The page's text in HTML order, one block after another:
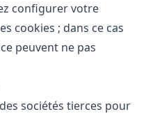
configurer votre
cookies ; dans ce cas
peuvent ne pas
sociétés tierces pour